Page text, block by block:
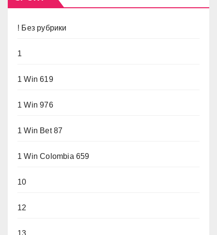
! Без рубрики
1
1 Win 619
1 Win 976
1 Win Bet 87
1 Win Colombia 659
10
12
13